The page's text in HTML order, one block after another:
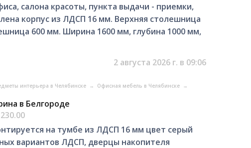
салона красоты, пункта выдачи - приемки,
корпус из ЛДСП 16 мм. Верхняя столешница
600 мм. Ширина 1600 мм, глубина 1000 мм,
2 августа 2026 г. в 09:06
интерьера в Челябинске → Офисная мебель в Челябинске →
в Белгороде
на тумбе из ЛДСП 16 мм цвет серый
вариантов ЛДСП, дверцы накопителя